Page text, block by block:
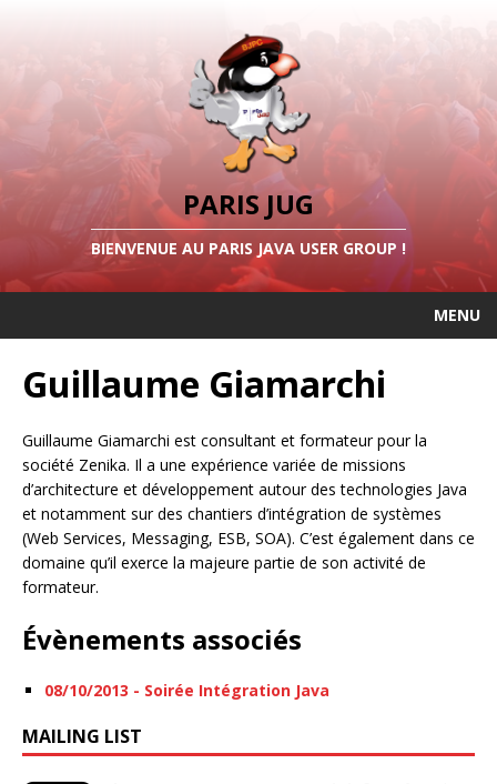
PARIS JUG
BIENVENUE AU PARIS JAVA USER GROUP !
MENU
Guillaume Giamarchi
Guillaume Giamarchi est consultant et formateur pour la
société Zenika. Il a une expérience variée de missions
d’architecture et développement autour des technologies Java
et notamment sur des chantiers d’intégration de systèmes
(Web Services, Messaging, ESB, SOA). C’est également dans ce
domaine qu’il exerce la majeure partie de son activité de
formateur.
Évènements associés
08/10/2013 - Soirée Intégration Java
MAILING LIST